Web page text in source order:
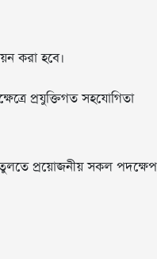
করা হবে।
প্রযুক্তিগত সহযোগিতা
তুলতে প্রয়োজনীয় সকল পদক্ষেপ